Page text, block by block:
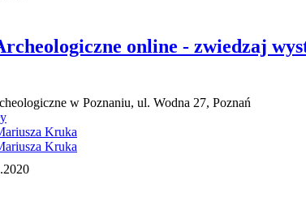
online - zwiedzaj
w Poznaniu, ul. Wodna 27, Poznań